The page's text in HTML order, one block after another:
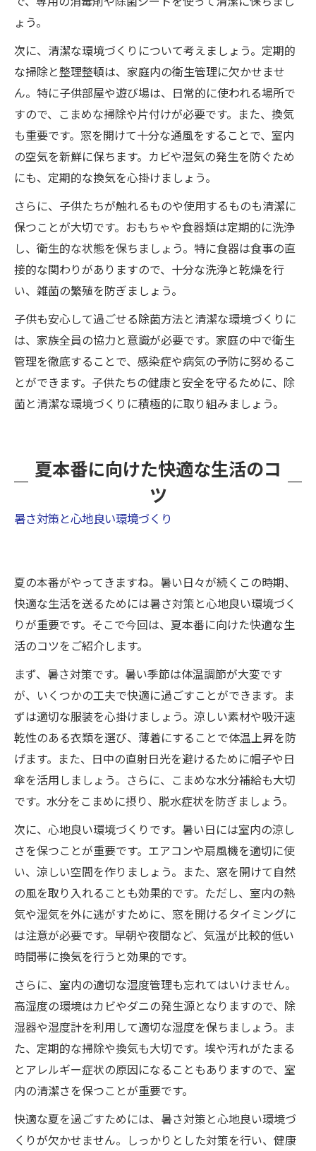
ょう。
次に、清潔な環境づくりについて考えましょう。定期的
な掃除と整理整頓は、家庭内の衛生管理に欠かせませ
ん。特に子供部屋や遊び場は、日常的に使われる場所で
すので、こまめな掃除や片付けが必要です。また、換気
も重要です。窓を開けて十分な通風をすることで、室内
の空気を新鮮に保ちます。カビや湿気の発生を防ぐため
にも、定期的な換気を心掛けましょう。
さらに、子供たちが触れるものや使用するものも清潔に
保つことが大切です。おもちゃや食器類は定期的に洗浄
し、衛生的な状態を保ちましょう。特に食器は食事の直
接的な関わりがありますので、十分な洗浄と乾燥を行
い、雑菌の繁殖を防ぎましょう。
子供も安心して過ごせる除菌方法と清潔な環境づくりに
は、家族全員の協力と意識が必要です。家庭の中で衛生
管理を徹底することで、感染症や病気の予防に努めるこ
とができます。子供たちの健康と安全を守るために、除
菌と清潔な環境づくりに積極的に取り組みましょう。
夏本番に向けた快適な生活のコ
ツ
暑さ対策と心地良い環境づくり
夏の本番がやってきますね。暑い日々が続くこの時期、
快適な生活を送るためには暑さ対策と心地良い環境づく
りが重要です。そこで今回は、夏本番に向けた快適な生
活のコツをご紹介します。
まず、暑さ対策です。暑い季節は体温調節が大変です
が、いくつかの工夫で快適に過ごすことができます。ま
ずは適切な服装を心掛けましょう。涼しい素材や吸汗速
乾性のある衣類を選び、薄着にすることで体温上昇を防
げます。また、日中の直射日光を避けるために帽子や日
傘を活用しましょう。さらに、こまめな水分補給も大切
です。水分をこまめに摂り、脱水症状を防ぎましょう。
次に、心地良い環境づくりです。暑い日には室内の涼し
さを保つことが重要です。エアコンや扇風機を適切に使
い、涼しい空間を作りましょう。また、窓を開けて自然
の風を取り入れることも効果的です。ただし、室内の熱
気や湿気を外に逃がすために、窓を開けるタイミングに
は注意が必要です。早朝や夜間など、気温が比較的低い
時間帯に換気を行うと効果的です。
さらに、室内の適切な湿度管理も忘れてはいけません。
高湿度の環境はカビやダニの発生源となりますので、除
湿器や湿度計を利用して適切な湿度を保ちましょう。ま
た、定期的な掃除や換気も大切です。埃や汚れがたまる
とアレルギー症状の原因になることもありますので、室
内の清潔さを保つことが重要です。
快適な夏を過ごすためには、暑さ対策と心地良い環境づ
くりが欠かせません。しっかりとした対策を行い、健康